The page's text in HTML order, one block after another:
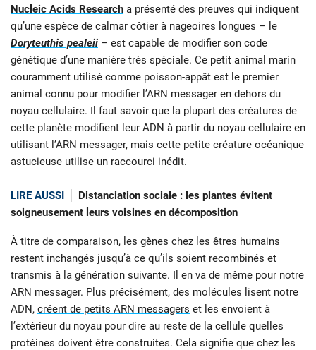
Nucleic Acids Research a présenté des preuves qui indiquent
qu’une espèce de calmar côtier à nageoires longues – le
Doryteuthis pealeii – est capable de modifier son code
génétique d’une manière très spéciale. Ce petit animal marin
couramment utilisé comme poisson-appât est le premier
animal connu pour modifier l’ARN messager en dehors du
noyau cellulaire. Il faut savoir que la plupart des créatures de
cette planète modifient leur ADN à partir du noyau cellulaire en
utilisant l’ARN messager, mais cette petite créature océanique
astucieuse utilise un raccourci inédit.
LIRE AUSSI
Distanciation sociale : les plantes évitent
soigneusement leurs voisines en décomposition
À titre de comparaison, les gènes chez les êtres humains
restent inchangés jusqu’à ce qu’ils soient recombinés et
transmis à la génération suivante. Il en va de même pour notre
ARN messager. Plus précisément, des molécules lisent notre
ADN, créent de petits ARN messagers et les envoient à
l’extérieur du noyau pour dire au reste de la cellule quelles
protéines doivent être construites. Cela signifie que chez les